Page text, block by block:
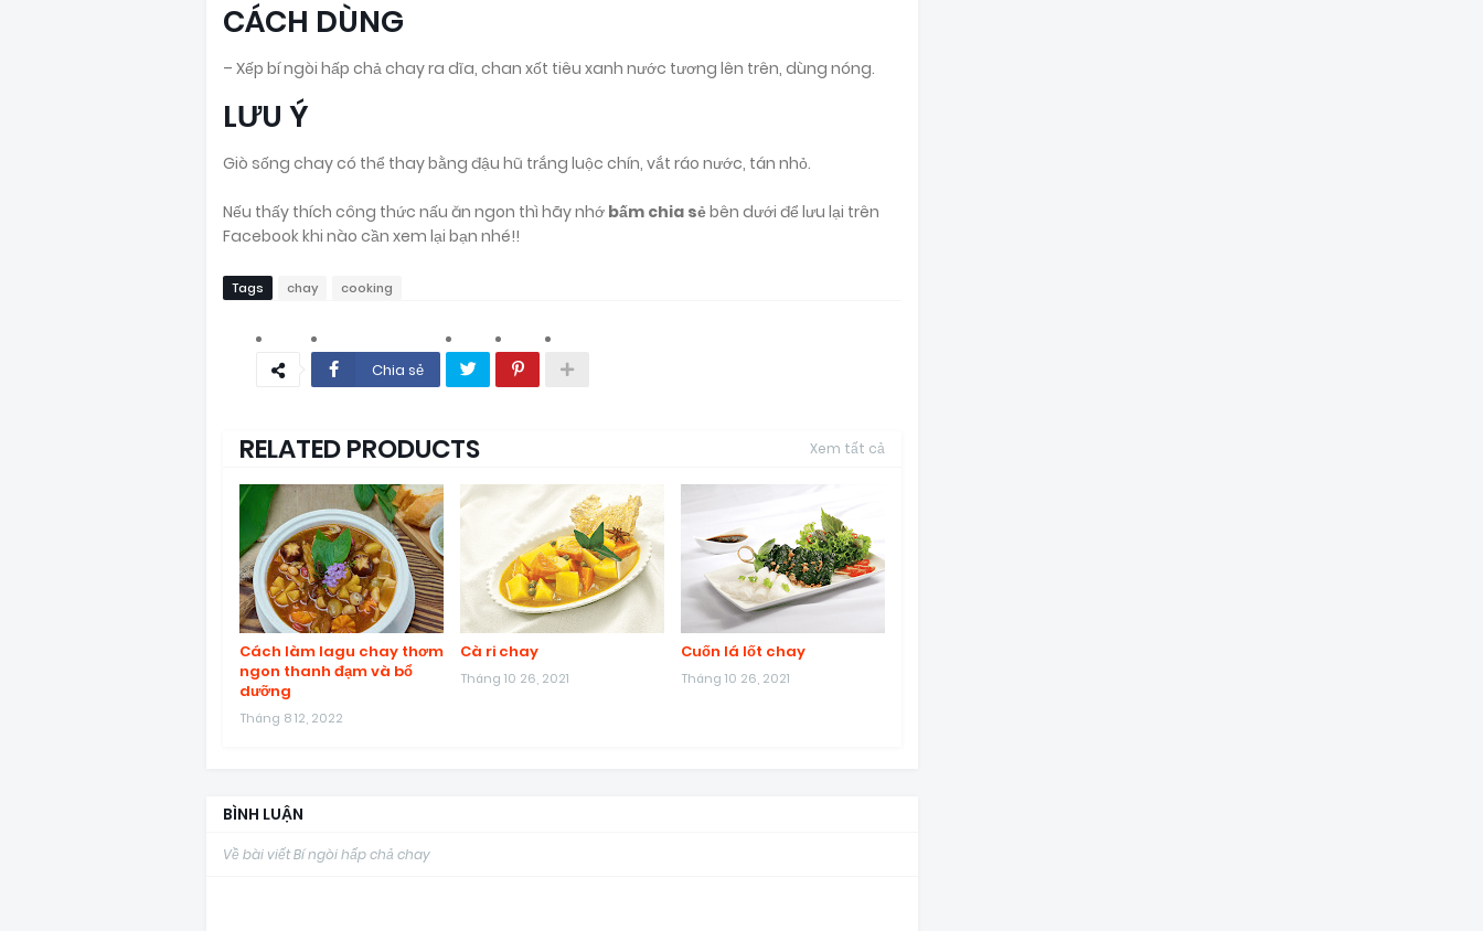
CÁCH DÙNG
– Xếp bí ngòi hấp chả chay ra dĩa, chan xốt tiêu xanh nước tương lên trên, dùng nóng.
LƯU Ý
Giò sống chay có thể thay bằng đậu hũ trắng luộc chín, vắt ráo nước, tán nhỏ.
Nếu thấy thích công thức nấu ăn ngon thì hãy nhớ bấm chia sẻbên dưới để lưu lại trên
Facebook khi nào cần xem lại bạn nhé!!
Tags chay cooking
Chia sẻ
RELATED PRODUCTS Xem tất cả
Cách làm lagu chay thơm
ngon thanh đạm và bổ
dưỡng
Tháng 8 12, 2022
Cà ri chay
Tháng 10 26, 2021
Cuốn lá lốt chay
Tháng 10 26, 2021
BÌNH LUẬN
Về bài viết Bí ngòi hấp chả chay